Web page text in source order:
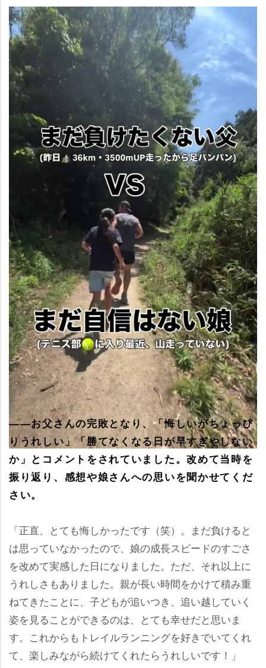
――お父さんの完敗となり、「悔しいがちょっぴ
りうれしい」「勝てなくなる日が早すぎやしない
か」とコメントをされていました。改めて当時を
振り返り、感想や娘さんへの思いを聞かせてくだ
さい。
「正直、とても悔しかったです（笑）。まだ負けると
は思っていなかったので、娘の成長スピードのすごさ
を改めて実感した日になりました。ただ、それ以上に
うれしさもありました。親が長い時間をかけて積み重
ねてきたことに、子どもが追いつき、追い越していく
姿を見ることができるのは、とても幸せだと思いま
す。これからもトレイルランニングを好きでいてくれ
て、楽しみながら続けてくれたらうれしいです！」